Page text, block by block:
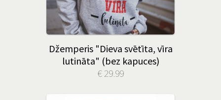
Džemperis "Dieva svētīta, vīra
lutināta" (bez kapuces)
€ 29.99